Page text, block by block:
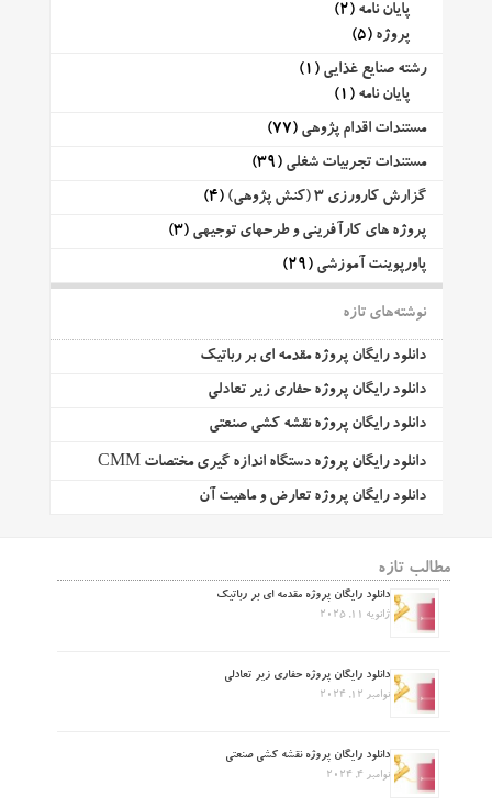
پایان نامه (2)
پروژه (5)
رشته صنایع غذایی (1)
پایان نامه (1)
مستندات اقدام پژوهی (77)
مستندات تجربیات شغلی (39)
گزارش کارورزی 3 (کنش پژوهی)
(4)
پروژه های کارآفرینی و طرحهای توجیهی (3)
پاورپوینت آموزشی (29)
نوشته‌های تازه
دانلود رایگان پروژه مقدمه ای بر رباتیک
دانلود رایگان پروژه حفاری زیر تعادلی
دانلود رایگان پروژه نقشه کشی صنعتی
دانلود رایگان پروژه دستگاه اندازه گیری مختصات CMM
دانلود رایگان پروژه تعارض و ماهیت آن
مطالب تازه
دانلود رایگان پروژه مقدمه ای بر رباتیک
ژانویه 11, 2025
دانلود رایگان پروژه حفاری زیر تعادلی
نوامبر 12, 2024
دانلود رایگان پروژه نقشه کشی صنعتی
نوامبر 4, 2024